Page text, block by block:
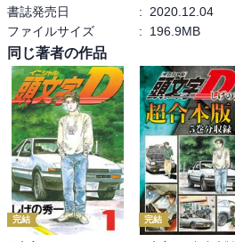
書誌発売日
:
2020.12.04
ファイルサイズ
: 196.9MB
同じ著者の作品
完結 完結